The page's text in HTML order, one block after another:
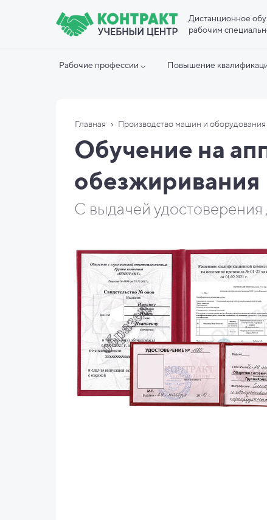
Дистанционное
рабочим
Рабочие профессии ⌵ Повышение
Главная › Производство машин и оборудования
Обучение на
обезжиривания
С выдачей удостоверения